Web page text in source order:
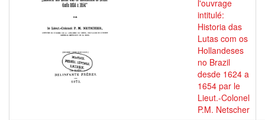
l'ouvrage
intitulé:
Historia das
Lutas com os
Hollandeses
no Brazil
desde 1624 a
1654 par le
Lieut.-Colonel
P.M. Netscher